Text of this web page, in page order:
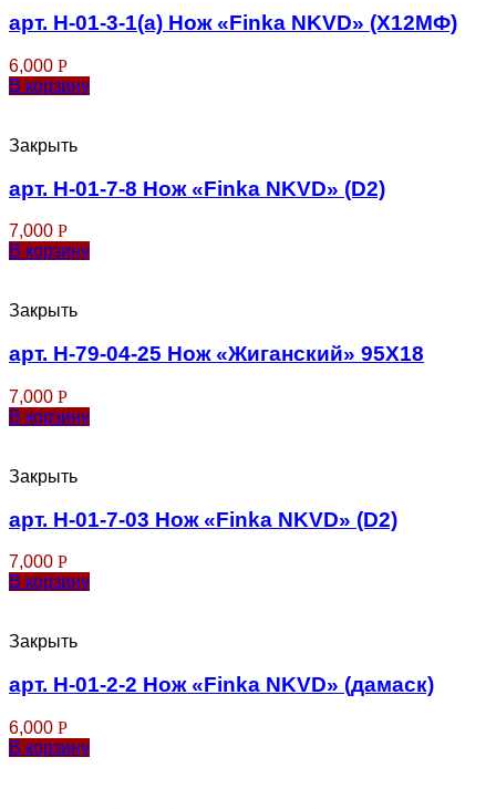
арт. Н-01-3-1(а) Нож «Finka NKVD» (Х12МФ)
6,000 Р
В корзину
Закрыть
арт. Н-01-7-8 Нож «Finka NKVD» (D2)
7,000 Р
В корзину
Закрыть
арт. Н-79-04-25 Нож «Жиганский» 95Х18
7,000 Р
В корзину
Закрыть
арт. Н-01-7-03 Нож «Finka NKVD» (D2)
7,000 Р
В корзину
Закрыть
арт. Н-01-2-2 Нож «Finka NKVD» (дамаск)
6,000 Р
В корзину